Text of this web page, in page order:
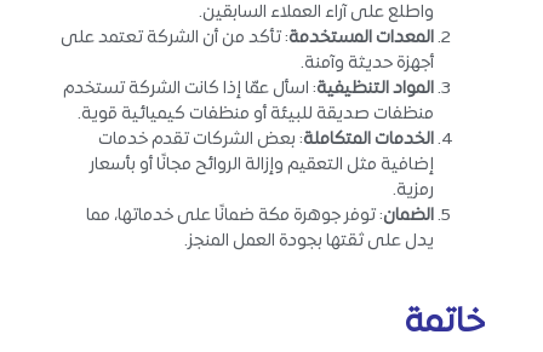
واطلع على آراء العملاء السابقين.
المعدات المستخدمة: تأكد من أن الشركة تعتمد على
أجهزة حديثة وآمنة.
المواد التنظيفية: اسأل عمّا إذا كانت الشركة تستخدم
منظفات صديقة للبيئة أو منظفات كيميائية قوية.
الخدمات المتكاملة: بعض الشركات تقدم خدمات
إضافية مثل التعقيم وإزالة الروائح مجانًا أو بأسعار
رمزية.
الضمان: توفر جوهرة مكة ضمانًا على خدماتها، مما
يدل على ثقتها بجودة العمل المنجز.
خاتمة